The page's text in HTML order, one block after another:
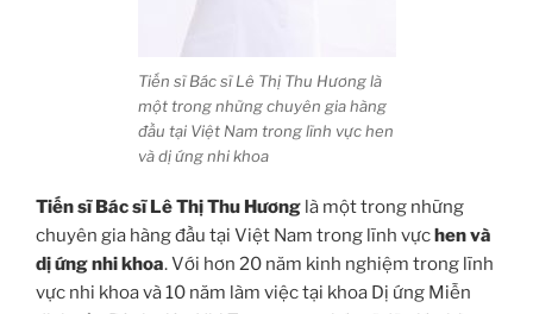
Tiến sĩ Bác sĩ Lê Thị Thu Hương là
một trong những chuyên gia hàng
đầu tại Việt Nam trong lĩnh vực hen
và dị ứng nhi khoa
Tiến sĩ Bác sĩ Lê Thị Thu Hương là một trong những
chuyên gia hàng đầu tại Việt Nam trong lĩnh vựchen và
dị ứng nhi khoa. Với hơn 20 năm kinh nghiệm trong lĩnh
vực nhi khoa và 10 năm làm việc tại khoa Dị ứng Miễn